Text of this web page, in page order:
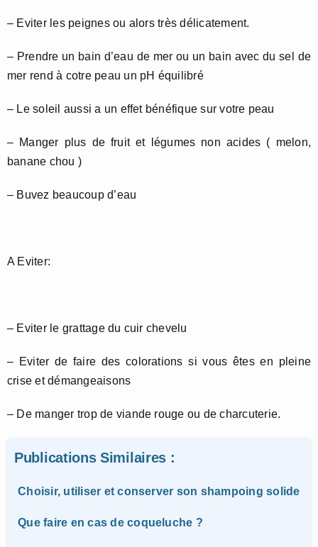
– Eviter les peignes ou alors très délicatement.
– Prendre un bain d’eau de mer ou un bain avec du sel de
mer rend à cotre peau un pH équilibré
– Le soleil aussi a un effet bénéfique sur votre peau
– Manger plus de fruit et légumes non acides ( melon,
banane chou )
– Buvez beaucoup d’eau
A Eviter:
– Eviter le grattage du cuir chevelu
– Eviter de faire des colorations si vous êtes en pleine
crise et démangeaisons
– De manger trop de viande rouge ou de charcuterie.
Publications Similaires :
Choisir, utiliser et conserver son shampoing solide
Que faire en cas de coqueluche ?